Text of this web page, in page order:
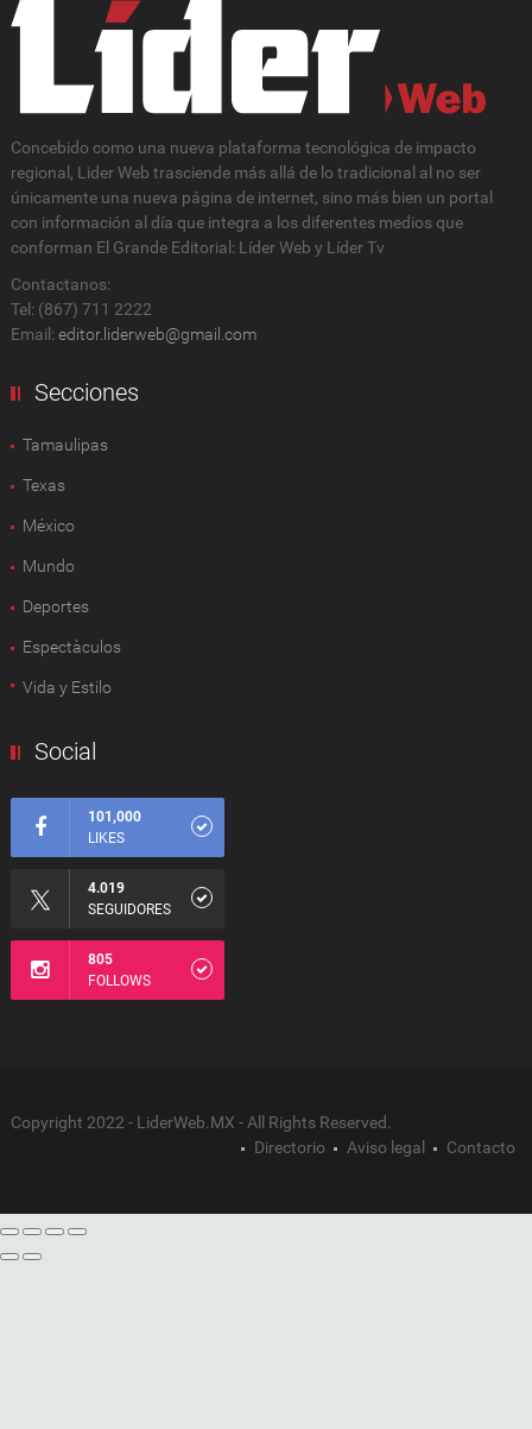
Concebido como una nueva plataforma tecnológica de impacto
regional, Lider Web trasciende más allá de lo tradicional al no ser
únicamente una nueva página de internet, sino más bien un portal
con información al día que integra a los diferentes medios que
conforman El Grande Editorial: Líder Web y Líder Tv
Contactanos:
Tel: (867) 711 2222
Email: editor.liderweb@gmail.com
Secciones
Tamaulipas
Texas
México
Mundo
Deportes
Espectàculos
Vida y Estilo
Social
101,000
LIKES
4.019
SEGUIDORES
805
FOLLOWS
Copyright 2022 - LiderWeb.MX - All Rights Reserved.
Directorio
Aviso legal Contacto